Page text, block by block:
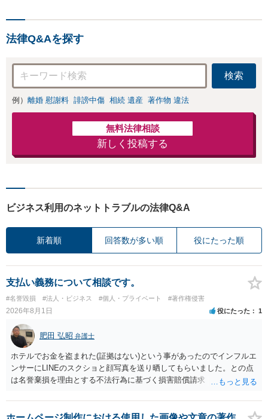
法律Q&Aを探す
検索
例） 離婚 慰謝料 誹謗中傷 相続 遺産 著作物 違法
無料法律相談
新しく投稿する
ビジネス利用のネットトラブルの法律Q&A
新着順 回答数が多い順 役にたった順
支払い義務について相談です。
#名誉毀損 #法人・ビジネス #個人・プライベート #著作権侵害
2026年8月1日 役にたった 1
肥田 弘昭 弁護士
ホテルでお金を盗まれた(証拠はない)という事があったのでインフルエ
ンサーにLINEのスクショと顔写真を送り晒してもらいました。との点
は名誉棄損を理由とする不法行為に基づく損害賠償請求（共同不法行
その人が会社を経営しているようで仕事が飛んだとのことでその分の
賠償金と8人分の従業員の年間利益を請求すると言われています。」で